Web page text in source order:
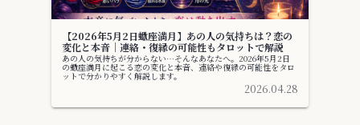
【2026年5月2日蠍座満月】あの人の気持ちは？恋の
変化と本音｜連絡・復縁の可能性もタロットで解説
あの人の気持ちが分からない…そんなあなたへ。2026年5月2日
の蠍座満月に起こる恋の変化と本音、連絡や復縁の可能性をタロ
ットで分かりやすく解説します。
2026.04.28